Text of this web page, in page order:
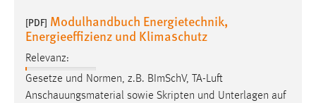
[PDF] Modulhandbuch Energietechnik,
Energieeffizienz und Klimaschutz
Relevanz:
Gesetze und Normen, z.B. BImSchV, TA-Luft
Anschauungsmaterial sowie Skripten und Unterlagen auf